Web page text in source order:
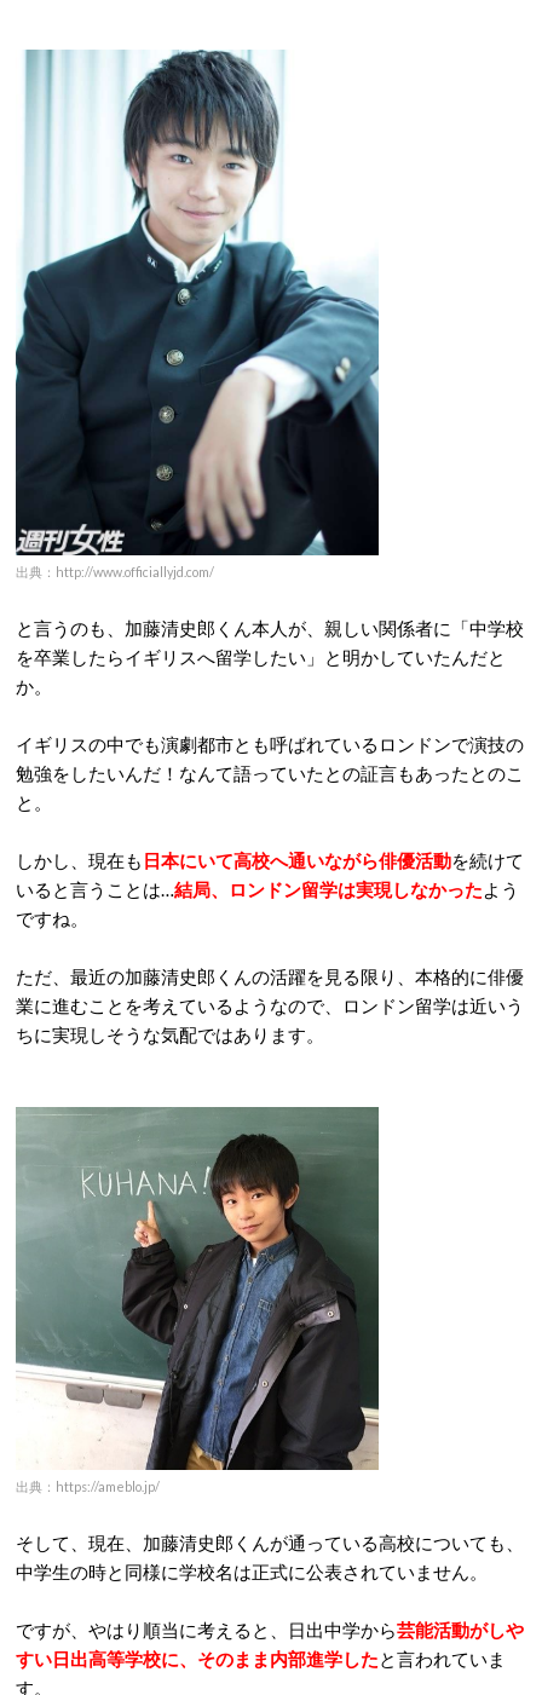
出典：http://www.officiallyjd.com/
と言うのも、加藤清史郎くん本人が、親しい関係者に「中学校
を卒業したらイギリスへ留学したい」と明かしていたんだと
か。
イギリスの中でも演劇都市とも呼ばれているロンドンで演技の
勉強をしたいんだ！なんて語っていたとの証言もあったとのこ
と。
しかし、現在も 日本にいて高校へ通いながら俳優活動を続けて
いると言うことは…結局、ロンドン留学は実現しなかったよう
ですね。
ただ、最近の加藤清史郎くんの活躍を見る限り、本格的に俳優
業に進むことを考えているようなので、ロンドン留学は近いう
ちに実現しそうな気配ではあります。
出典：https://ameblo.jp/
そして、現在、加藤清史郎くんが通っている高校についても、
中学生の時と同様に学校名は正式に公表されていません。
ですが、やはり順当に考えると、日出中学から芸能活動がしや
すい日出高等学校に、そのまま内部進学したと言われていま
す。